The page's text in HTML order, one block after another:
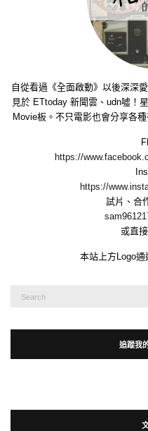
自從看過《全面啟動》以後深深
見於 ETtoday 新聞雲、udn噓！
Movie板。不只電影也會分享各
https://
https://
試片、合
或直
本站上方Logo通
Search
追蹤我